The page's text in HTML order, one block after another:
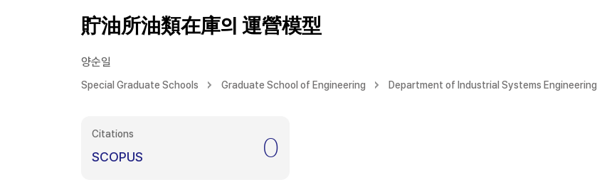
貯油所油類在庫의 運營模型
양순일
Special Graduate Schools Graduate School of Engineering Department of Industrial Systems Engineering
Citations
SCOPUS 0